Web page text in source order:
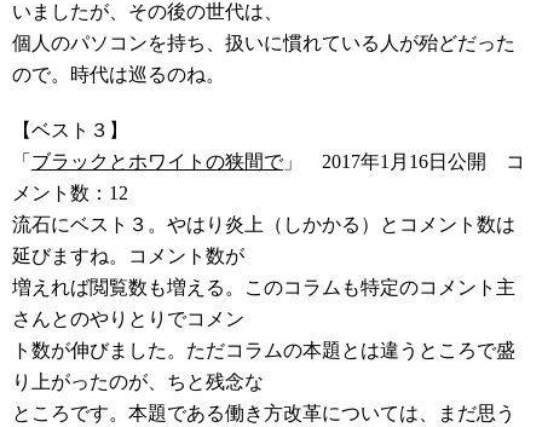
いましたが、その後の世代は、
個人のパソコンを持ち、扱いに慣れている人が殆どだった
ので。時代は巡るのね。
【ベスト３】
「 ブラックとホワイトの狭間で」 2017年1月16日公開 コ
メント数：12
流石にベスト３。やはり炎上（しかかる）とコメント数は
延びますね。コメント数が
増えれば閲覧数も増える。このコラムも特定のコメント主
さんとのやりとりでコメン
ト数が伸びました。ただコラムの本題とは違うところで盛
り上がったのが、ちと残念な
ところです。本題である働き方改革については、まだ思う